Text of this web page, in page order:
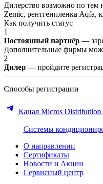
Дилерство возможно по тем
Zemic, рентгенпленка Aqfa,
Как получить статус
1
Постоянный партнёр —
Дополнительные фирмы
2
Дилер — пройдите
Способы регистрации
Канал Micros Distribution
Системы
О направлении
Сертификаты
Новости и Акции
Сервисный центр